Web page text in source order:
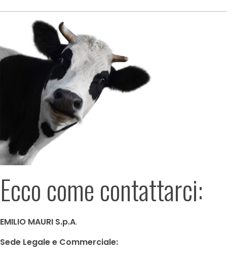
Ecco come contattarci:
EMILIO MAURI S.p.A.
Sede Legale e Commerciale: